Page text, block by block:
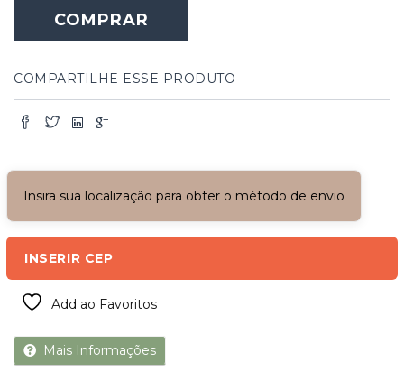
com
Batentes
e
quantidade
COMPRAR
COMPARTILHE ESSE PRODUTO
Insira sua localização para obter o método de envio
INSERIR CEP
Add ao Favoritos
Mais Informações